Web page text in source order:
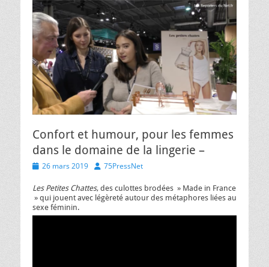
Confort et humour, pour les femmes
dans le domaine de la lingerie –
Posted
26 mars 2019 Author
75PressNet
Les Petites Chattes, des culottes brodées » Made in France
» qui jouent avec légèreté autour des métaphores liées au
sexe féminin.